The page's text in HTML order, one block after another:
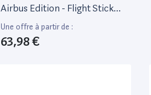
Airbus Edition - Flight Stick
Ergonomique Avec 12 Boutons
Remappables Et Inverseur De
Poussée Pour PC
Une offre à partir de :
63,98 €